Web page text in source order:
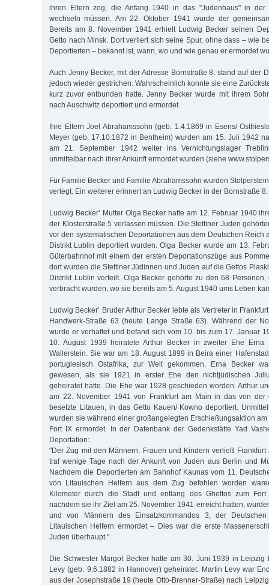
ihren Eltern zog, die Anfang 1940 in das "Judenhaus" in der
wechseln müssen. Am 22. Oktober 1941 wurde der
Bereits am 8. November 1941 erhielt Ludwig Becker seinen
Getto nach Minsk. Dort verliert sich seine Spur, ohne dass – wie
Deportierten – bekannt ist, wann, wo und wie genau er ermordet
Auch Jenny Becker, mit der Adresse Bornstraße 8, stand auf der
jedoch wieder gestrichen. Wahrscheinlich konnte sie eine
kurz zuvor entbunden hatte. Jenny Becker wurde mit ihrem
nach Auschwitz deportiert und ermordet.
Ihre Eltern Joel Abrahamssohn (geb. 1.4.1869 in Esens/
Meyer (geb. 17.10.1872 in Bentheim) wurden am 15. Juli 1942
am 21. September 1942 weiter ins Vernichtungslager
unmittelbar nach ihrer Ankunft ermordet wurden (siehe
Für Familie Becker und Familie Abrahamssohn wurden
verlegt. Ein weiterer erinnert an Ludwig Becker in der Bornstraße 8.
Ludwig Becker’ Mutter Olga Becker hatte am 12. Februar 1940
der Klosterstraße 5 verlassen müssen. Die Stettiner Juden
vor den systematischen Deportationen aus dem Deutschen Reich
Distrikt Lublin deportiert wurden. Olga Becker wurde am 13.
Güterbahnhof mit einem der ersten Deportationszüge aus
dort wurden die Stettiner Jüdinnen und Juden auf die Gettos
Distrikt Lublin verteilt. Olga Becker gehörte zu den 68 Personen,
verbracht wurden, wo sie bereits am 5. August 1940 ums Leben
Ludwig Becker’ Bruder Arthur Becker lebte als Vertreter in
Handwerk-Straße 63 (heute Lange Straße 63). Während der
wurde er verhaftet und befand sich vom 10. bis zum 17. Januar
10. August 1939 heiratete Arthur Becker in zweiter Ehe Erna
Wallerstein. Sie war am 18. August 1899 in Beira einer
portugiesisch Ostafrika, zur Welt gekommen. Erna Becker
gewesen, als sie 1921 in erster Ehe den nichtjüdischen
geheiratet hatte. Die Ehe war 1928 geschieden worden. Arthur
am 22. November 1941 von Frankfurt am Main in das von der
besetzte Litauen, in das Getto Kauen/ Kowno deportiert.
wurden sie während einer großangelegten Erschießungsaktion
Fort IX ermordet. In der Datenbank der Gedenkstätte Yad
Deportation:
"Der Zug mit den Männern, Frauen und Kindern verließ
traf wenige Tage nach der Ankunft von Juden aus Berlin und
Nachdem die Deportierten am Bahnhof Kaunas vom 11.
von Litauischen Helfern aus dem Zug befohlen worden
Kilometer durch die Stadt und entlang des Ghettos zum Fort
nachdem sie ihr Ziel am 25. November 1941 erreicht hatten,
und von Männern des Einsatzkommandos 3, der
Litauischen Helfern ermordet – Dies war die erste
Juden überhaupt."
Die Schwester Margot Becker hatte am 30. Juni 1939 in Leipzig
Levy (geb. 9.6.1882 in Hannover) geheiratet. Martin Levy war
aus der Josephstraße 19 (heute Otto-Brenner-Straße) nach